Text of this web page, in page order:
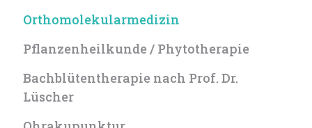
Orthomolekular­medizin
Pflanzenheilkunde / Phytotherapie
Bachblüten­therapie nach Prof. Dr.
Lüscher